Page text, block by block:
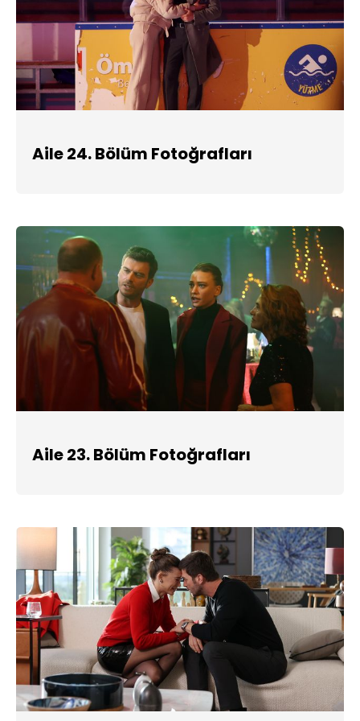
Aile 24. Bölüm Fotoğrafları
Aile 23. Bölüm Fotoğrafları